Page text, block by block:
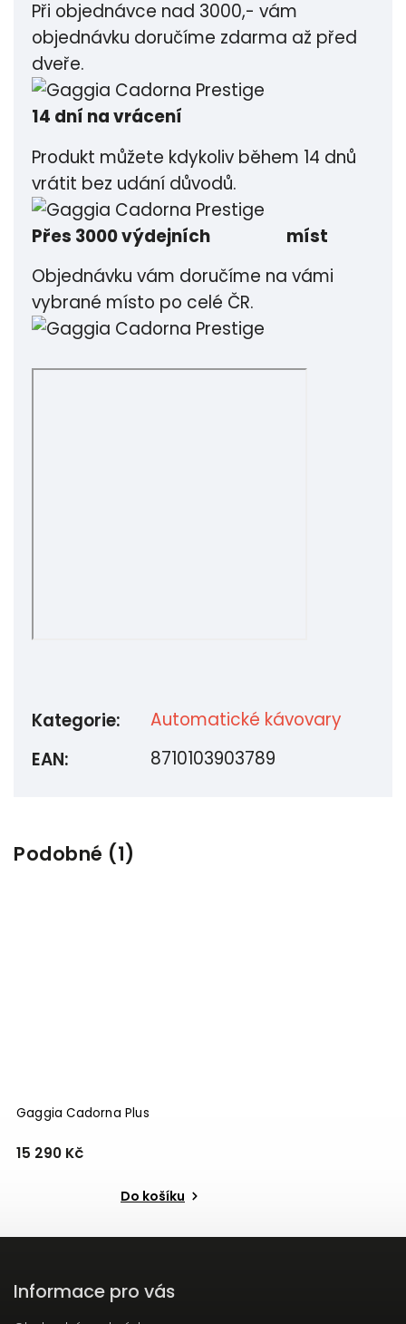
Při objednávce nad 3000,- vám
objednávku doručíme zdarma až před
dveře.
14 dní na vrácení
Produkt můžete kdykoliv během 14 dnů
vrátit bez udání důvodů.
Přes 3000 výdejních míst
Objednávku vám doručíme na vámi
vybrané místo po celé ČR.
Kategorie:
Automatické kávovary
EAN: 8710103903789
Podobné (1)
Gaggia Cadorna Plus
15 290 Kč
Do košíku
Informace pro vás